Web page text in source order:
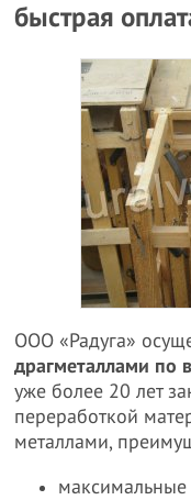
быстрая
ООО «Радуга»
драгметаллами по
уже более 20 лет
переработкой
металлами,